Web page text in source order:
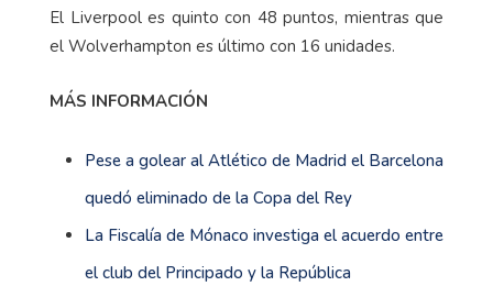
El Liverpool es quinto con 48 puntos, mientras que
el Wolverhampton es último con 16 unidades.
MÁS INFORMACIÓN
Pese a golear al Atlético de Madrid el Barcelona
quedó eliminado de la Copa del Rey
La Fiscalía de Mónaco investiga el acuerdo entre
el club del Principado y la República